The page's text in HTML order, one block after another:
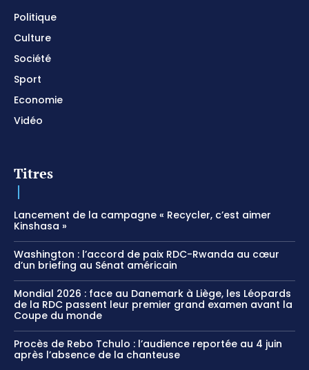
Politique
Culture
Société
Sport
Economie
Vidéo
Titres
Lancement de la campagne « Recycler, c’est aimer
Kinshasa »
Washington : l’accord de paix RDC-Rwanda au cœur
d’un briefing au Sénat américain
Mondial 2026 : face au Danemark à Liège, les Léopards
de la RDC passent leur premier grand examen avant la
Coupe du monde
Procès de Rebo Tchulo : l’audience reportée au 4 juin
après l’absence de la chanteuse